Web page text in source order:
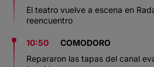
El teatro vuelve a escena en
reencuentro
10:50
COMODORO
Repararon las tapas del canal